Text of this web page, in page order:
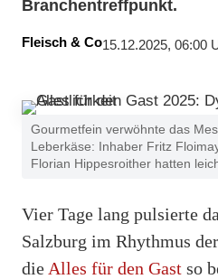
Branchentreffpunkt.
Fleisch & Co15.12.2025, 06:00
Gourmetfein verwöhnte das
Leberkäse: Inhaber Fritz
Florian Hippesroither hatten
Vier Tage lang pulsierte
Salzburg im Rhythmus
die Alles für den Gast so